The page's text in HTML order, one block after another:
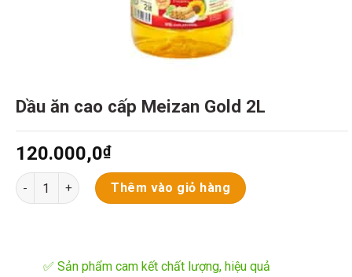
Dầu ăn cao cấp Meizan Gold 2L
120.000,0₫
Dầu ăn cao cấp Meizan Gold 2L số lượng
Thêm vào giỏ hàng
✅ Sản phẩm cam kết chất lượng, hiệu quả